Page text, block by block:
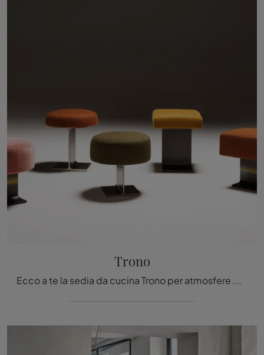
Trono
Ecco a te la sedia da cucina Trono per atmosfere moderne, tra le più belle Sedie sgabelli di Tacchini.